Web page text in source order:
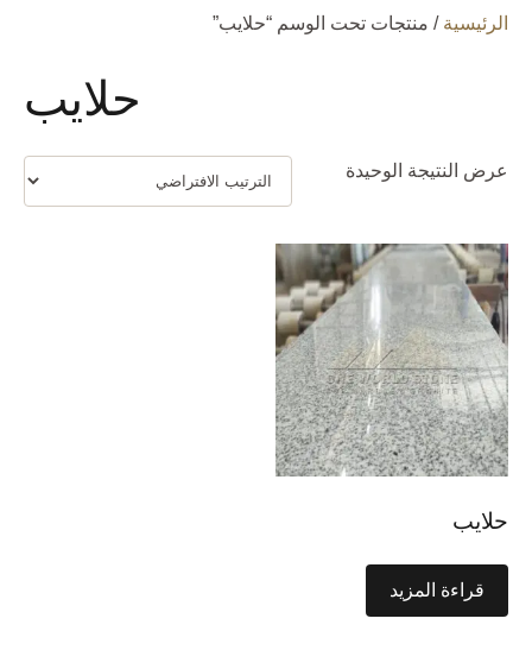
الرئيسية / منتجات تحت الوسم “حلايب”
حلايب
عرض النتيجة الوحيدة
حلايب
قراءة المزيد